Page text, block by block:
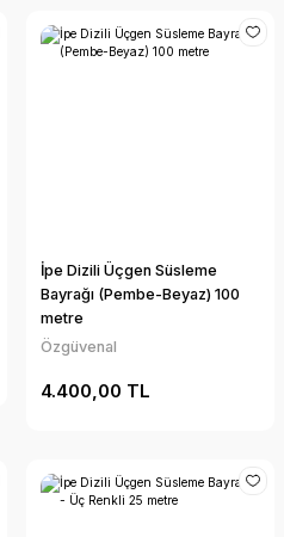
İpe Dizili Üçgen Süsleme
Bayrağı (Pembe-Beyaz) 100
metre
Özgüvenal
4.400,00 TL